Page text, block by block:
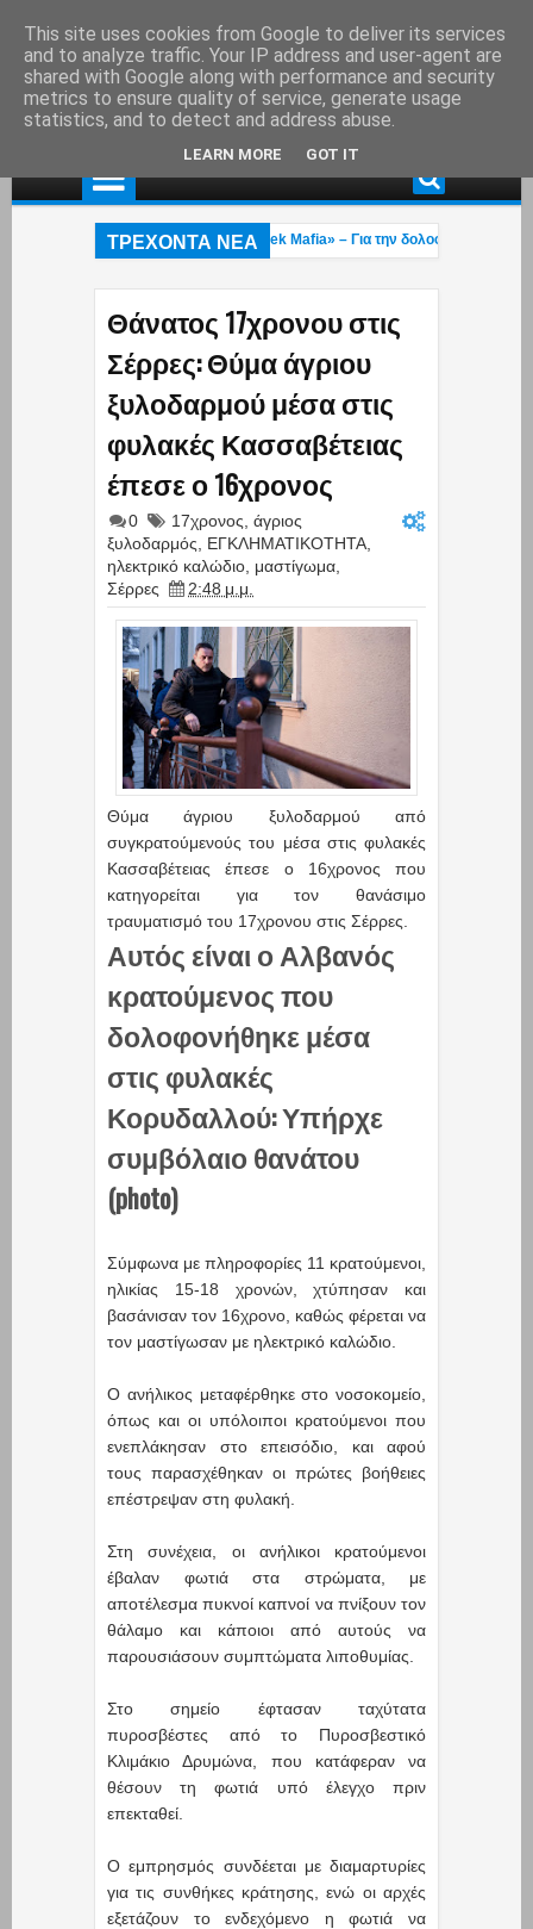
ΤΡΕΧΟΝΤΑ ΝΕΑ
στη Γερμανία εκτελεστής της «Greek Mafia» – Για την δολοφνία
Θάνατος 17χρονου στις
Σέρρες: Θύμα άγριου
ξυλοδαρμού μέσα στις
φυλακές Κασσαβέτειας
έπεσε ο 16χρονος
0 17χρονος άγριος
ξυλοδαρμός
ΕΓΚΛΗΜΑΤΙΚΟΤΗΤΑ
ηλεκτρικό καλώδιο μαστίγωμα
Σέρρες
2:48 μ.μ.
Θύμα άγριου ξυλοδαρμού από
συγκρατούμενούς του μέσα στις φυλακές
Κασσαβέτειας έπεσε ο 16χρονος που
κατηγορείται για τον θανάσιμο
τραυματισμό του 17χρονου στις Σέρρες.
Αυτός είναι ο Αλβανός
κρατούμενος που
δολοφονήθηκε μέσα
στις φυλακές
Κορυδαλλού: Υπήρχε
συμβόλαιο θανάτου
(photo)
Σύμφωνα με πληροφορίες 11 κρατούμενοι,
ηλικίας 15-18 χρονών, χτύπησαν και
βασάνισαν τον 16χρονο, καθώς φέρεται να
τον μαστίγωσαν με ηλεκτρικό καλώδιο.
Ο ανήλικος μεταφέρθηκε στο νοσοκομείο,
όπως και οι υπόλοιποι κρατούμενοι που
ενεπλάκησαν στο επεισόδιο, και αφού
τους παρασχέθηκαν οι πρώτες βοήθειες
επέστρεψαν στη φυλακή.
Στη συνέχεια, οι ανήλικοι κρατούμενοι
έβαλαν φωτιά στα στρώματα, με
αποτέλεσμα πυκνοί καπνοί να πνίξουν τον
θάλαμο και κάποιοι από αυτούς να
παρουσιάσουν συμπτώματα λιποθυμίας.
Στο σημείο έφτασαν ταχύτατα
πυροσβέστες από το Πυροσβεστικό
Κλιμάκιο Δρυμώνα, που κατάφεραν να
θέσουν τη φωτιά υπό έλεγχο πριν
επεκταθεί.
Ο εμπρησμός συνδέεται με διαμαρτυρίες
για τις συνθήκες κράτησης, ενώ οι αρχές
εξετάζουν το ενδεχόμενο η φωτιά να
This site uses cookies from Google to deliver its services
and to analyze traffic. Your IP address and user-agent are
shared with Google along with performance and security
metrics to ensure quality of service, generate usage
statistics, and to detect and address abuse.
LEARN MORE GOT IT